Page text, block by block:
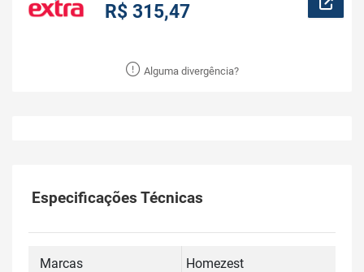
R$ 315,47
Alguma divergência?
Especificações Técnicas
Marcas Homezest